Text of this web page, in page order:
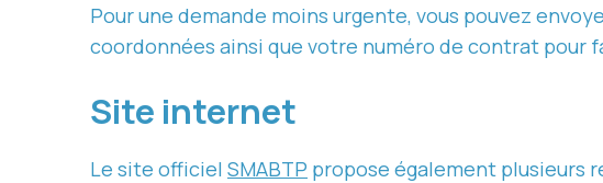
Pour une demande moins urgente, vous pouvez
coordonnées ainsi que votre numéro de contrat
Site internet
Le site officiel SMABTP propose également plusieurs